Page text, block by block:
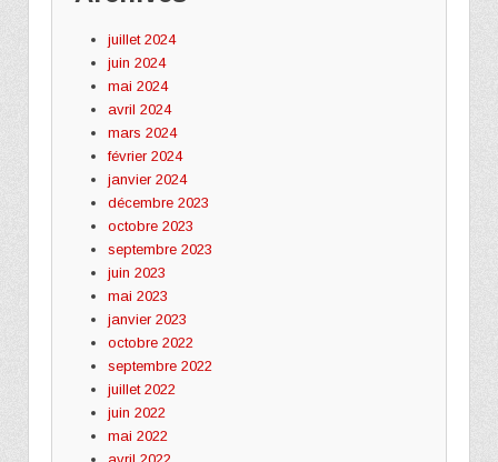
juillet 2024
juin 2024
mai 2024
avril 2024
mars 2024
février 2024
janvier 2024
décembre 2023
octobre 2023
septembre 2023
juin 2023
mai 2023
janvier 2023
octobre 2022
septembre 2022
juillet 2022
juin 2022
mai 2022